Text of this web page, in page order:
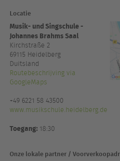
Locatie
Musik- und Singschule -
Johannes Brahms Saal
Kirchstraße 2
69115 Heidelberg
Duitsland
Routebeschrijving via
GoogleMaps
+49 6221 58 43500
www.musikschule.heidelberg.de
Toegang: 18:30
Onze lokale partner /